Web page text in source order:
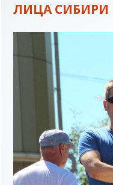
ЛИЦА СИБИРИ